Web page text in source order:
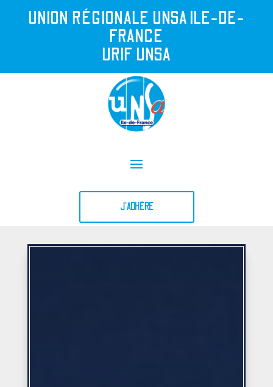
UNION RÉGIONALE UNSA ILE-DE-
FRANCE
URIF UNSA
J'ADHÈRE